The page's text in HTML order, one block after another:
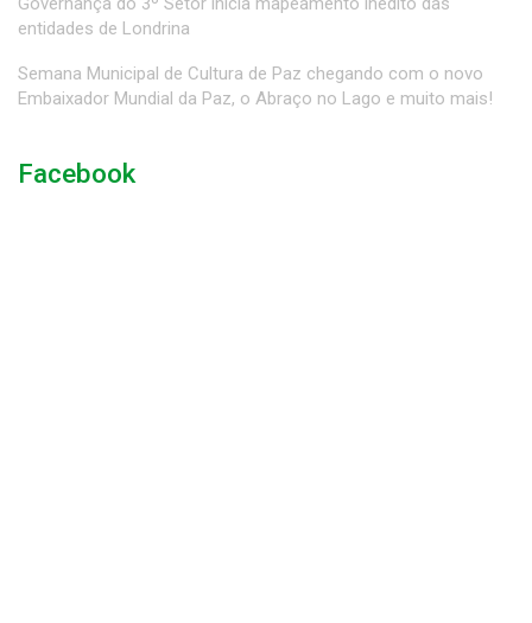
entidades de Londrina
Semana Municipal de Cultura de Paz chegando com o novo
Embaixador Mundial da Paz, o Abraço no Lago e muito mais!
Facebook